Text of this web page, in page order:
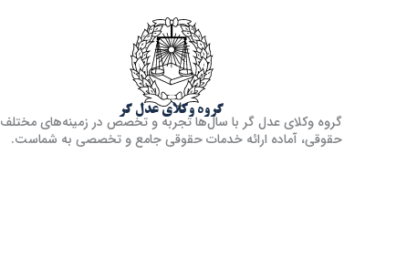
گروه وکلای عدل گر
گروه وکلای عدل گر با سال‌ها تجربه و تخصص در زمینه‌های مختلف
حقوقی، آماده ارائه خدمات حقوقی جامع و تخصصی به شماست.